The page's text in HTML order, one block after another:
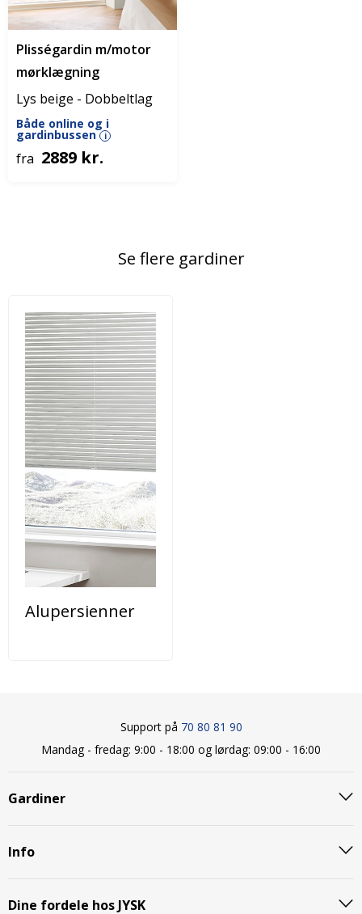
Plisségardin m/motor
mørklægning
Lys beige - Dobbeltlag
Både online og i
gardinbussen i
fra 2889 kr.
Se flere gardiner
Alupersienner
Support på 70 80 81 90
Mandag - fredag: 9:00 - 18:00 og lørdag: 09:00 - 16:00
Gardiner
Info
Dine fordele hos JYSK